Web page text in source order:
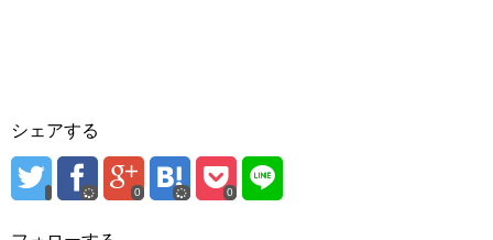
シェアする
0 0